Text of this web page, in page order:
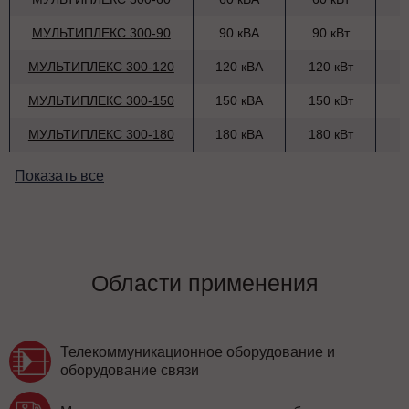
МУЛЬТИПЛЕКС 300-90 90 кВА 90 кВт
МУЛЬТИПЛЕКС 300-120 120 кВА 120 кВт
МУЛЬТИПЛЕКС 300-150 150 кВА 150 кВт
МУЛЬТИПЛЕКС 300-180 180 кВА 180 кВт
Показать все
Области применения
Телекоммуникационное оборудование и
оборудование связи